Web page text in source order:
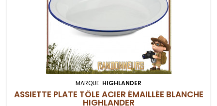
MARQUE: HIGHLANDER
ASSIETTE PLATE TÔLE ACIER ÉMAILLÉE BLANCHE
HIGHLANDER